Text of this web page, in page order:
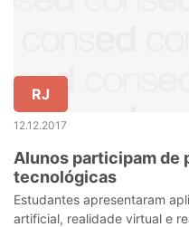
RJ
12.12.2017
Alunos participam de
tecnológicas
Estudantes apresentaram
artificial, realidade virtual e